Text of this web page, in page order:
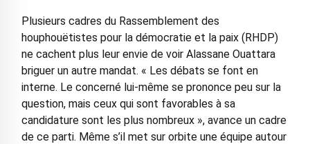
Plusieurs cadres du Rassemblement des
houphouëtistes pour la démocratie et la paix (RHDP)
ne cachent plus leur envie de voir Alassane Ouattara
briguer un autre mandat. « Les débats se font en
interne. Le concerné lui-même se prononce peu sur la
question, mais ceux qui sont favorables à sa
candidature sont les plus nombreux », avance un cadre
de ce parti. Même s’il met sur orbite une équipe autour